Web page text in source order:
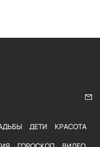
ДЕТИ КРАСОТА